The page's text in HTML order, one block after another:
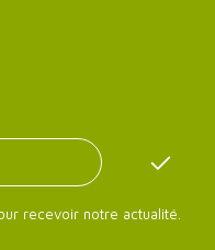
recevoir notre actualité.